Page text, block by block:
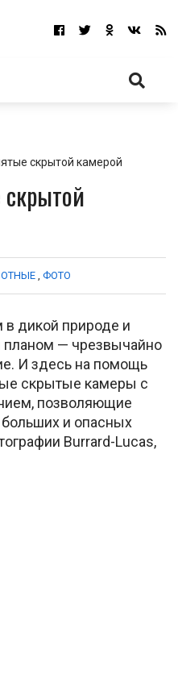
скрытой камерой
, ФОТО
дикой природе и
— чрезвычайно
И здесь на помощь
скрытые камеры с
позволяющие
и опасных
Burrard-Lucas,